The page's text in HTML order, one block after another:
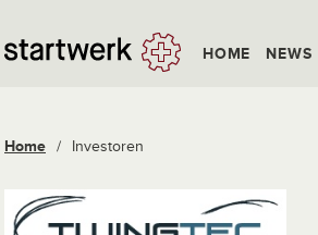
HOME NEWS
Home / Investoren